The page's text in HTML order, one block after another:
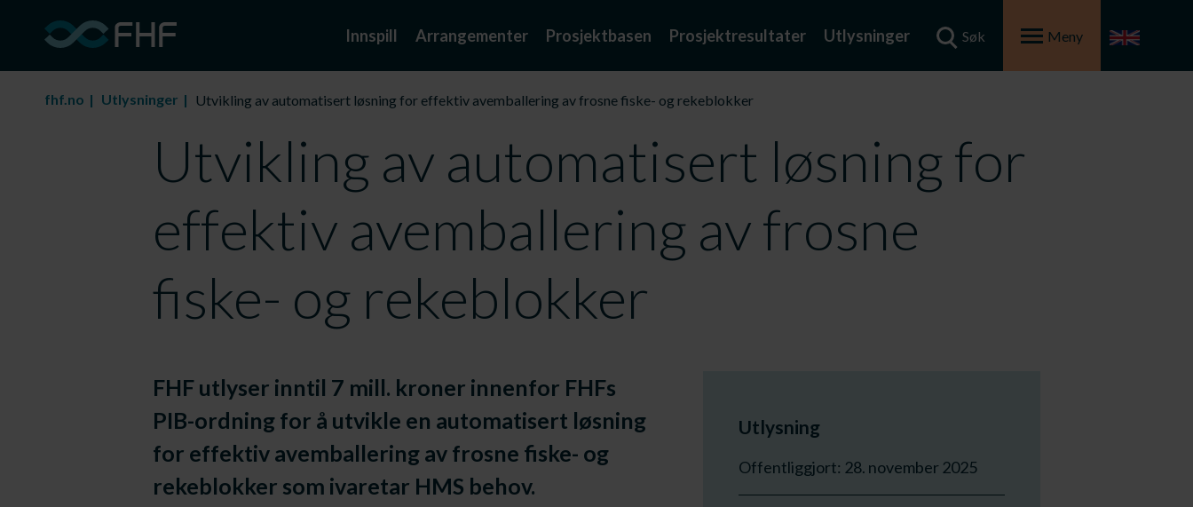
Innspill Arrangementer Prosjektbasen Prosjektresultater Utlysninger Søk Meny
fhf.no Utlysninger Utvikling av automatisert løsning for effektiv avemballering av frosne fiske- og rekeblokker
Utvikling av automatisert løsning for
effektiv avemballering av frosne
fiske- og rekeblokker
FHF utlyser inntil 7 mill. kroner innenfor FHFs
PIB-ordning for å utvikle en automatisert løsning
for effektiv avemballering av frosne fiske- og
rekeblokker som ivaretar HMS behov.
Utlysning
Offentliggjort: 28. november 2025